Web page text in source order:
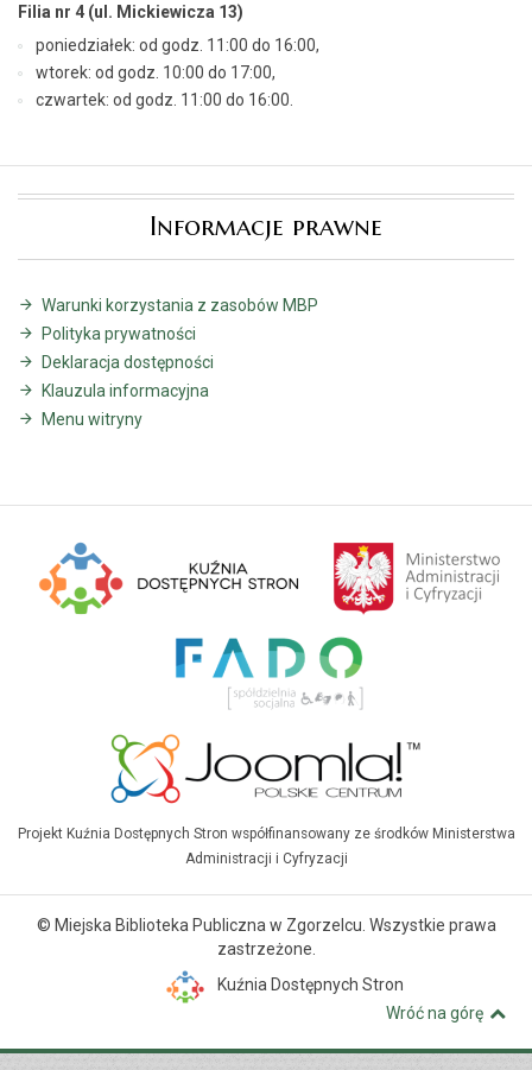
Filia nr 4 (ul. Mickiewicza 13)
poniedziałek: od godz. 11:00 do 16:00,
wtorek: od godz. 10:00 do 17:00,
czwartek: od godz. 11:00 do 16:00.
Informacje prawne
Warunki korzystania z zasobów MBP
Polityka prywatności
Deklaracja dostępności
Klauzula informacyjna
Menu witryny
Projekt Kuźnia Dostępnych Stron współfinansowany ze środków Ministerstwa
Administracji i Cyfryzacji
© Miejska Biblioteka Publiczna w Zgorzelcu. Wszystkie prawa
zastrzeżone.
Kuźnia Dostępnych Stron
Wróć na górę